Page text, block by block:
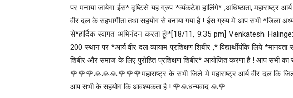
पर मनाया जायेगा ईस* दृष्टिसे यह ग्रुप *व्यंकटेश हालिंगे* ,अधिष्ठाता, महाराष्ट्र
वीर दल के सहभागीता तथा सहयोग से बनाया गया है ! ईस ग्रुप मे आप सभी *जिला
से*हार्दिक स्वागत अभिनंदन करता हूं!*[18/11, 9:35 pm] Venkatesh
200 स्थान पर *आर्य वीर दल व्यायाम प्रशिक्षण शिबीर ,* विद्यार्थीयोंके लिये
शिबीर और समाज के लिए पुरोहित प्रशिक्षण शिबीर* आयोजित करणा है ! आप सभी
🌹🌹🌹🙏🙏🙏🌹🌹🌹महाराष्ट्र के सभी जिले मे महाराष्ट्र आर्य वीर दल कि
आप सभी के सहयोग कि आवश्यकता है ! 🌹🙏धन्यवाद 🙏🌹